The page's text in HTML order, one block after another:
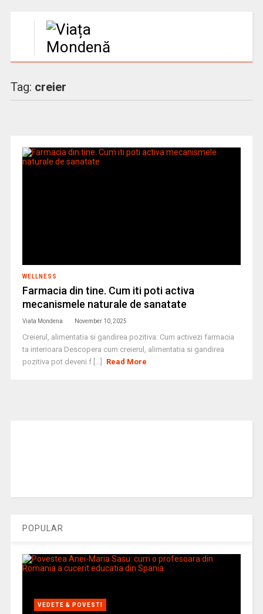
Tag: creier
WELLNESS
Farmacia din tine. Cum iti poti activa
mecanismele naturale de sanatate
Viata Mondena November 10, 2025
Creierul, alimentatia si gandirea pozitiva: Cum activezi farmacia
ta interioara Descopera cum creierul, alimentatia si gandirea
pozitiva pot deveni f [...]
Read More
POPULAR
VEDETE & POVESTI